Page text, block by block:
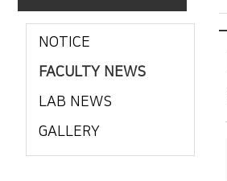
NOTICE
FACULTY NEWS
LAB NEWS
GALLERY